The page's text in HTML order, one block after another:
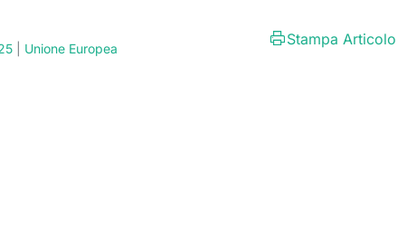
Unione Europea
Stampa Articolo